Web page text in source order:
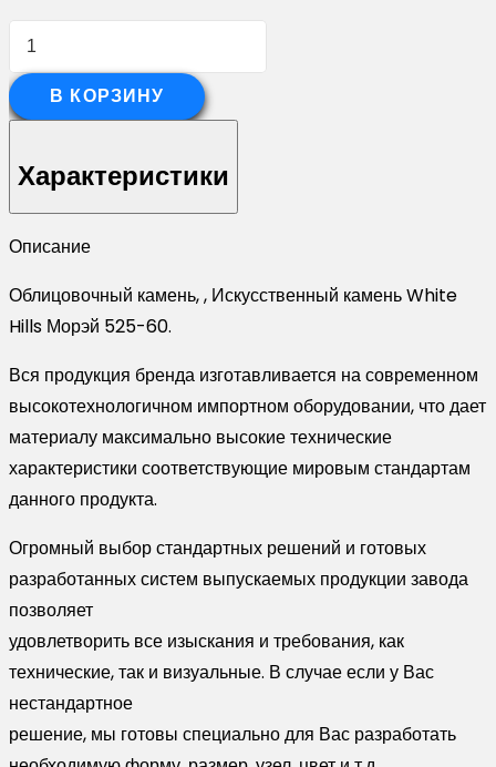
Количество
Искусственный
камень
Hills
Морэй
525-
60
В КОРЗИНУ
Характеристики
Описание
Облицовочный камень, , Искусственный камень White
Hills Морэй 525-60.
Вся продукция бренда изготавливается на современном
высокотехнологичном импортном оборудовании, что дает
материалу максимально высокие технические
характеристики соответствующие мировым стандартам
данного продукта.
Огромный выбор стандартных решений и готовых
разработанных систем выпускаемых продукции завода
позволяет
удовлетворить все изыскания и требования, как
технические, так и визуальные. В случае если у Вас
нестандартное
решение, мы готовы специально для Вас разработать